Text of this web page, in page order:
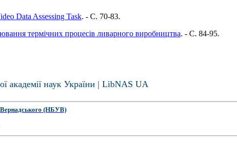
Data Assessing Task. - C. 70-83.
термічних процесів ливарного виробництва. - C. 84-95.
академії наук України | LibNAS UA
Вернадського (НБУВ)